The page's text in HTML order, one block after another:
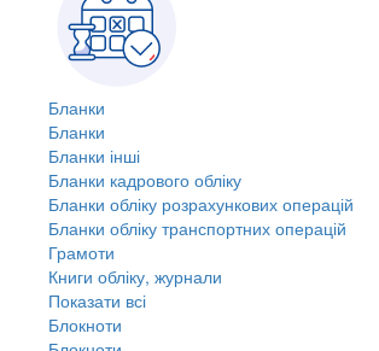
Бланки
Бланки
Бланки інші
Бланки кадрового обліку
Бланки обліку розрахункових операцій
Бланки обліку транспортних операцій
Грамоти
Книги обліку, журнали
Показати всі
Блокноти